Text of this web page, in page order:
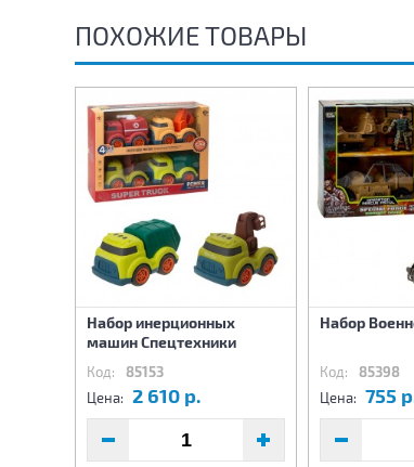
ПОХОЖИЕ ТОВАРЫ
Набор инерционных
машин Спецтехники
Код: 85153
Цена: 2 610 р.
Набор
Код: 85398
Цена: 755